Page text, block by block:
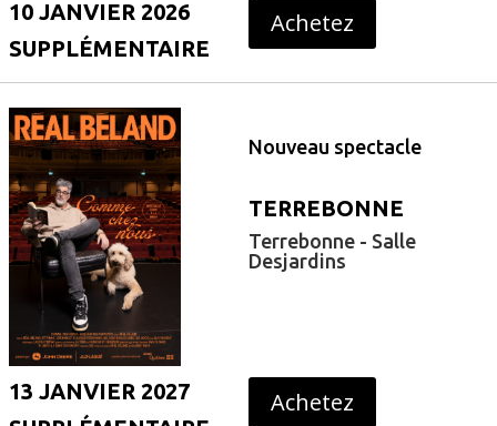
10 JANVIER 2026 Achetez
SUPPLÉMENTAIRE
Nouveau spectacle
TERREBONNE
Terrebonne - Salle
Desjardins
13 JANVIER 2027 Achetez